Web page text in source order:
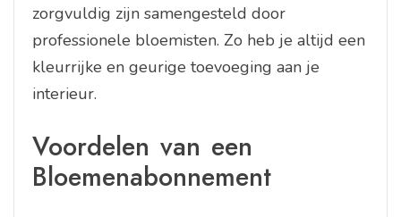
zorgvuldig zijn samengesteld door
professionele bloemisten. Zo heb je altijd een
kleurrijke en geurige toevoeging aan je
interieur.
Voordelen van een
Bloemenabonnement